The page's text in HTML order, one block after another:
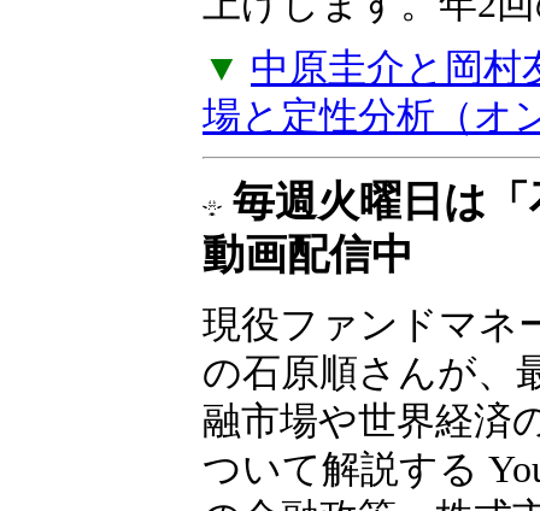
上げします。年2
▼ 中原圭介と岡村
場と定性分析（オ
毎週火曜日は
動画配信中
現役ファンドマネ
の石原順さんが、
融市場や世界経済